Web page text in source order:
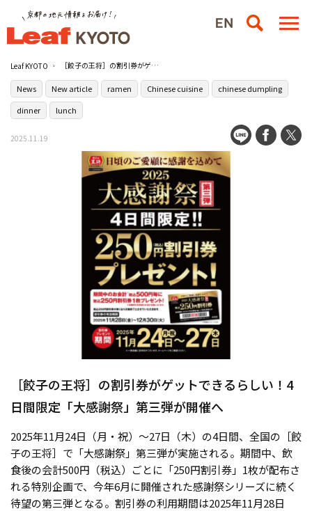
Leaf KYOTO ［餃子の王将］の割引券がゲットできるらしい！4日間限定「大感謝祭」第三弾が開催へ
News New article ramen Chinese cuisine
chinese dumpling
dinner
lunch
2025.11.19
［餃子の王将］の割引券がゲットできるらしい！4
日間限定「大感謝祭」第三弾が開催へ
2025年11月24日（月・祝）～27日（木）の4日間、全国の［餃
子の王将］で「大感謝祭」第三弾が実施される。期間中、飲
食後の会計500円（税込）ごとに「250円割引券」1枚が配布さ
れる特別企画で、今年6月に開催された感謝祭シリーズに続く
待望の第三弾となる。割引券の利用期間は2025年11月28日